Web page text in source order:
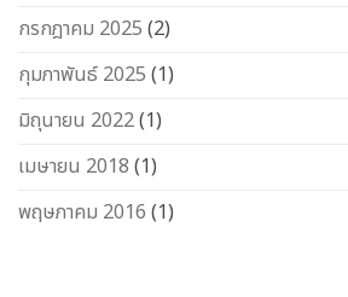
กรกฎาคม 2025 (2)
กุมภาพันธ์ 2025 (1)
มิถุนายน 2022(1)
เมษายน 2018 (1)
พฤษภาคม 2016 (1)